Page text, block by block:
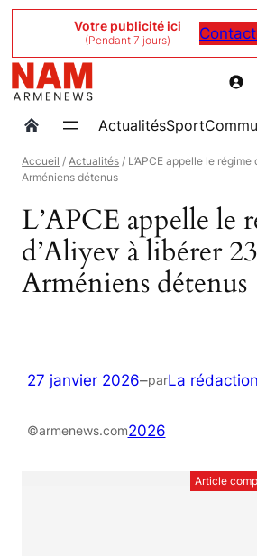
contenu
Votre publicité ici
(Pendant 7 jours)
ActualitésSport
Accueil /Actualités / L’APCE appelle le régime
Arméniens détenus
L’APCE appelle le
d’Aliyev à libérer 23
Arméniens détenus
27 janvier 2026–parLa rédaction
©armenews.com2026
Article